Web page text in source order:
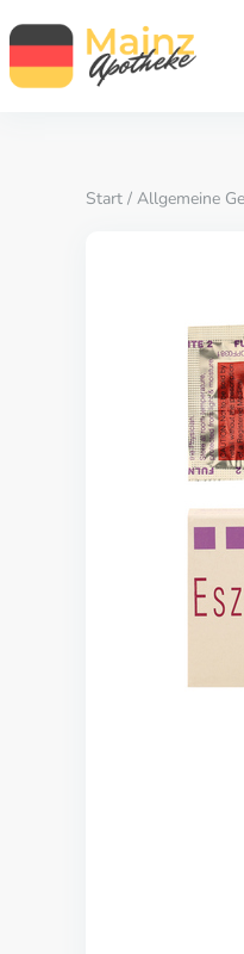
Start / Allgemeine